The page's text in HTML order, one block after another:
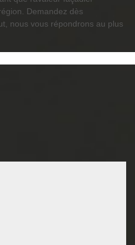
Demandez dès
nous vous répondrons au plus